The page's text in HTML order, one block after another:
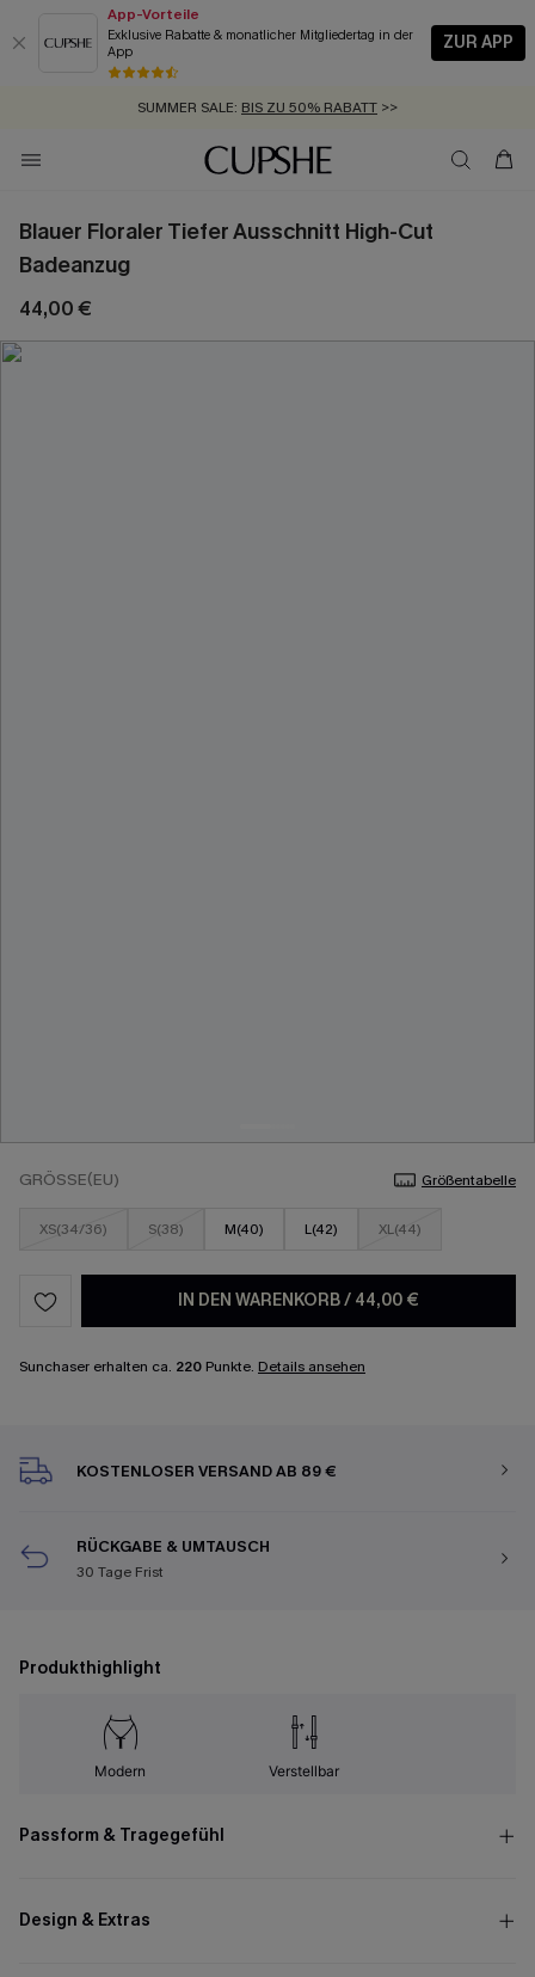
App-Vorteile
Exklusive Rabatte & monatlicher Mitgliedertag in der
App
ZUR APP
GRATIS MASSBAND MIT JEDEM SCHNELLVERSAND-ARTIKEL >>
SUMMER SALE: BIS ZU 50% RABATT >>
ZUM NEWSLETTER:BIS ZU -20% EXTRA ERHALTEN
KOSTENLOSER VERSAND AB 89 €
Blauer Floraler Tiefer Ausschnitt High-Cut
Badeanzug
44,00 €
GRÖSSE(EU) Größentabelle
XS(34/36) S(38) M(40) L(42) XL(44)
IN DEN WARENKORB/ 44,00 €
Sunchaser erhalten ca. 220 Punkte. Details ansehen
KOSTENLOSER VERSAND AB 89 €
RÜCKGABE & UMTAUSCH
30 Tage Frist
Produkthighlight
Modern Verstellbar
Passform & Tragegefühl
Design & Extras